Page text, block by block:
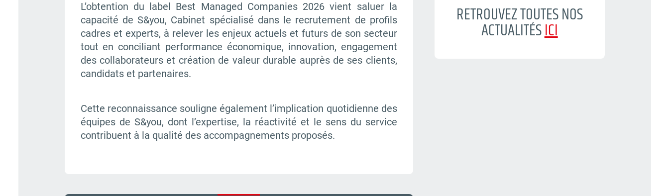
L’obtention du label Best Managed Companies 2026 vient saluer la
capacité de S&you, Cabinet spécialisé dans le recrutement de profils
cadres et experts, à relever les enjeux actuels et futurs de son secteur
tout en conciliant performance économique, innovation, engagement
des collaborateurs et création de valeur durable auprès de ses clients,
candidats et partenaires.
Cette reconnaissance souligne également l’implication quotidienne des
équipes de S&you, dont l’expertise, la réactivité et le sens du service
contribuent à la qualité des accompagnements proposés.
RETROUVEZ TOUTES NOS
ACTUALITÉSICI